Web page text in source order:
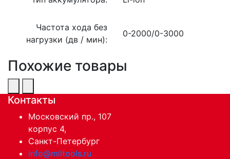
Частота хода без
нагрузки (дв / мин):
0-2000/0-3000
Похожие товары
Контакты
Московский пр., 107
корпус 4,
Санкт-Петербург
info@miltools.ru